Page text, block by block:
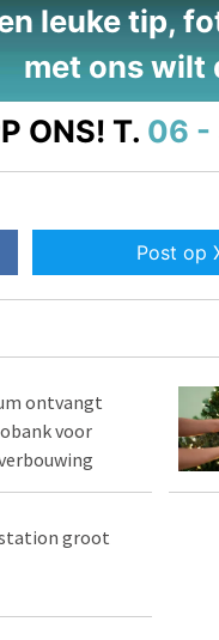
leuke tip,
met ons wilt
ONS! T. 06 -
Post op
ontvangt
voor
station groot